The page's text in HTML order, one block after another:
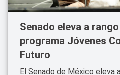
Senado eleva a
programa Jóvenes
Futuro
El Senado de México eleva